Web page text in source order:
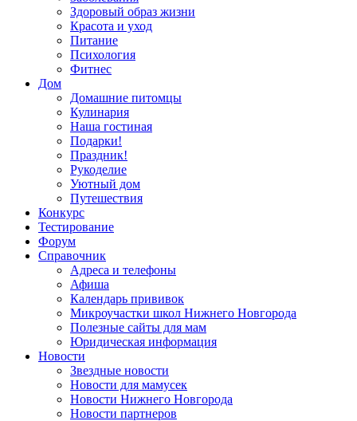
Здоровый образ жизни
Красота и уход
Питание
Психология
Фитнес
Дом
Домашние питомцы
Кулинария
Наша гостиная
Подарки!
Праздник!
Рукоделие
Уютный дом
Путешествия
Конкурс
Тестирование
Форум
Справочник
Адреса и телефоны
Афиша
Календарь прививок
Микроучастки школ Нижнего Новгорода
Полезные сайты для мам
Юридическая информация
Новости
Звездные новости
Новости для мамусек
Новости Нижнего Новгорода
Новости партнеров